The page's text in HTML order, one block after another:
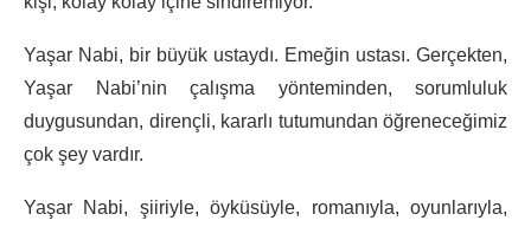
Yaşar Nabi, bir büyük ustaydı. Emeğin ustası. Gerçekten,
Yaşar Nabi’nin çalışma yönteminden, sorumluluk
duygusundan, dirençli, kararlı tutumundan öğreneceğimiz
çok şey vardır.
Yaşar Nabi, şiiriyle, öyküsüyle, romanıyla, oyunlarıyla,